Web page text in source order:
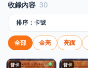
收錄內容 30
排序方式
全部 金亮 亮面
普卡 普卡